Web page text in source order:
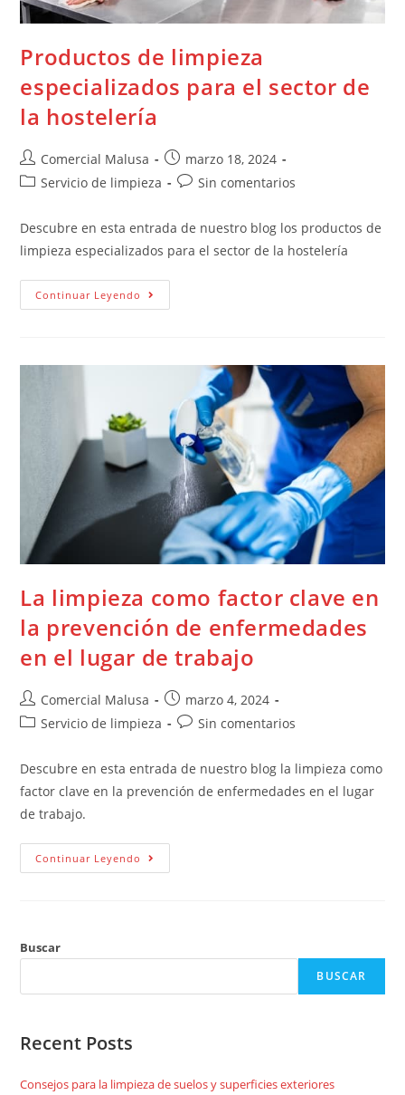
Productos de limpieza
especializados para el sector de
la hostelería
Comercial Malusa
marzo 18, 2024
Servicio de limpieza
Sin comentarios
Descubre en esta entrada de nuestro blog los productos de
limpieza especializados para el sector de la hostelería
Continuar Leyendo
La limpieza como factor clave en
la prevención de enfermedades
en el lugar de trabajo
Comercial Malusa
marzo 4, 2024
Servicio de limpieza
Sin comentarios
Descubre en esta entrada de nuestro blog la limpieza como
factor clave en la prevención de enfermedades en el lugar
de trabajo.
Continuar Leyendo
Buscar
BUSCAR
Recent Posts
Consejos para la limpieza de suelos y superficies exteriores